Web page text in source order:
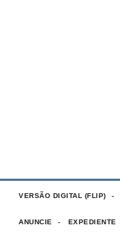
VERSÃO DIGITAL (FLIP)
ANUNCIE EXPEDIENTE